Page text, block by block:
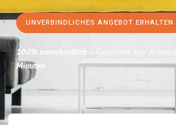
UNVERBINDLICHES ANGEBOT ERHALTEN
100% unverbindlich – Garantiert eine Antwort
Minuten.